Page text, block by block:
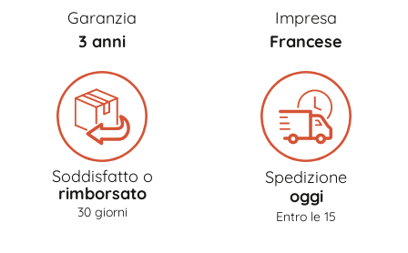
Garanzia
3 anni
Impresa
Francese
Soddisfatto o
rimborsato
30 giorni
Spedizione
oggi
Entro le 15